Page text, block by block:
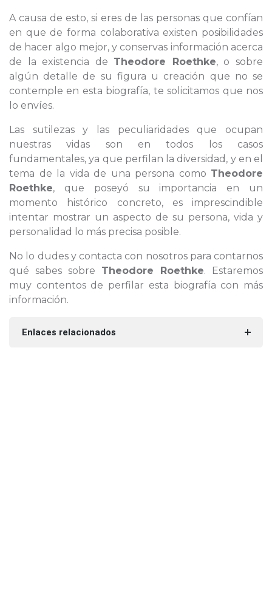
A causa de esto, si eres de las personas que confían
en que de forma colaborativa existen posibilidades
de hacer algo mejor, y conservas información acerca
de la existencia de Theodore Roethke, o sobre
algún detalle de su figura u creación que no se
contemple en esta biografía, te solicitamos que nos
lo envíes.
Las sutilezas y las peculiaridades que ocupan
nuestras vidas son en todos los casos
fundamentales, ya que perfilan la diversidad, y en el
tema de la vida de una persona como Theodore
Roethke, que poseyó su importancia en un
momento histórico concreto, es imprescindible
intentar mostrar un aspecto de su persona, vida y
personalidad lo más precisa posible.
No lo dudes y contacta con nosotros para contarnos
qué sabes sobre Theodore Roethke. Estaremos
muy contentos de perfilar esta biografía con más
información.
Enlaces relacionados